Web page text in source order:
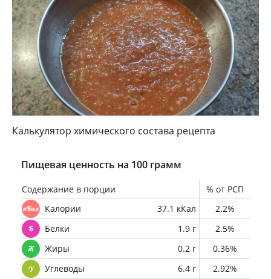
Калькулятор химического состава рецепта
Пищевая ценность на 100 грамм
Содержание в порции
% от РСП
Калории
37.1 кКал
2.2%
Белки
1.9 г
2.5%
Жиры
0.2 г
0.36%
Углеводы
6.4 г
2.92%